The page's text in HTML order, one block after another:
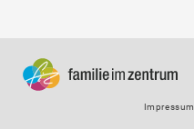
Impressum